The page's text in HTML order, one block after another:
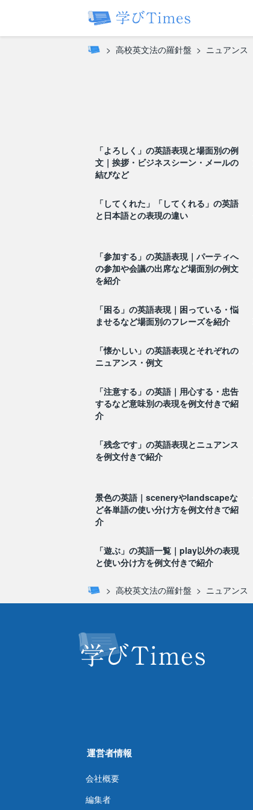
高校英文法の羅針盤 ニュアンス
「よろしく」の英語表現と場面別の例
文｜挨拶・ビジネスシーン・メールの
結びなど
「してくれた」「してくれる」の英語
と日本語との表現の違い
「参加する」の英語表現｜パーティへ
の参加や会議の出席など場面別の例文
を紹介
「困る」の英語表現｜困っている・悩
ませるなど場面別のフレーズを紹介
「懐かしい」の英語表現とそれぞれの
ニュアンス・例文
「注意する」の英語｜用心する・忠告
するなど意味別の表現を例文付きで紹
介
「残念です」の英語表現とニュアンス
を例文付きで紹介
景色の英語｜sceneryやlandscapeな
ど各単語の使い分け方を例文付きで紹
介
「遊ぶ」の英語一覧｜play以外の表現
と使い分け方を例文付きで紹介
高校英文法の羅針盤 ニュアンス
運営者情報
会社概要
編集者